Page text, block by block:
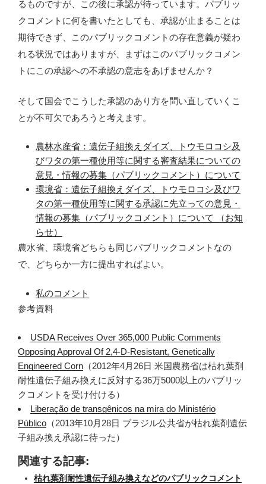
るものですが、この後に承認が待っています。パブリッ
クコメントに何を書いたとしても、承認が止まることは
期待できず、このパブリックコメントの存在意義が疑わ
れる状況ではありますが、まずはこのパブリックコメン
トにこの承認への不承認の意志をあげませんか？
そして国会でこうした承認のあり方を問い直していくこ
とが不可欠であろうと考えます。
農林水産省：遺伝子組換えダイズ、トウモロコシ及
びワタの第一種使用等に関する審査結果についての
意見・情報の募集（パブリックコメント）について
環境省：遺伝子組換えダイズ、トウモロコシ及びワ
タの第一種使用等に関する承認に先立っての意見・
情報の募集（パブリックコメント）について （お知
らせ）
農水省、環境省どちらも同じパブリックコメントなの
で、どちらか一方に提出すればよい。
私のコメント
参考資料
USDA Receives Over 365,000 Public Comments
Opposing Approval Of 2,4-D-Resistant, Genetically
Engineered Corn （2012年4月26日 米国農務省は枯れ葉剤
耐性遺伝子組み換えに反対する36万5000以上のパブリッ
クコメントを受け付ける）
Liberação de transgênicos na mira do Ministério
Público （2013年10月28日 ブラジル公共省が枯れ葉剤遺伝
子組み換え承認に待った）
関連する記事:
枯れ葉剤耐性遺伝子組み換えなどのパブリックコメント